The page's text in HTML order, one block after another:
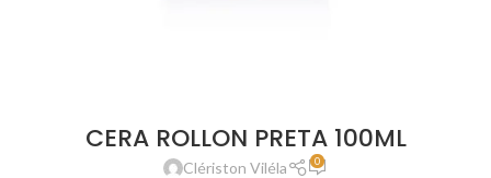
CERA ROLLON PRETA 100ML
Clériston Viléla 0